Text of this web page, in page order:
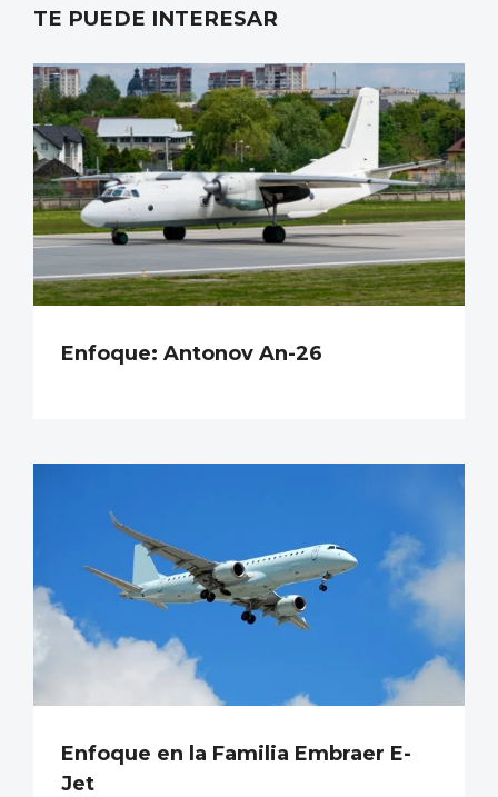
TE PUEDE INTERESAR
Enfoque: Antonov An-26
Enfoque en la Familia Embraer E-
Jet